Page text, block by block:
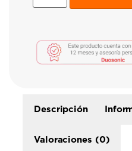
Descripción
Valoraciones (0)